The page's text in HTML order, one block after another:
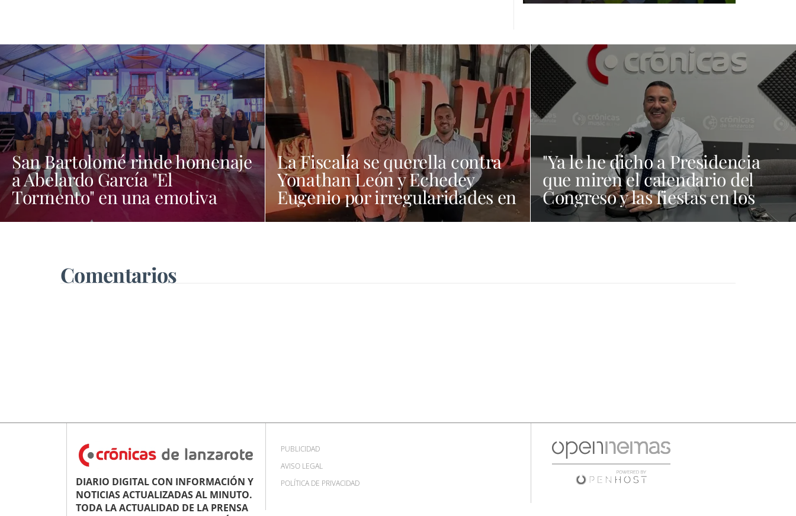
San Bartolomé rinde homenaje
a Abelardo García "El
Tormento" en una emotiva
noche dedicada al folclore
La Fiscalía se querella contra
Yonathan León y Echedey
Eugenio por irregularidades en
las contrataciones de las
"Ya le he dicho a Presidencia
que miren el calendario del
Congreso y las fiestas en los
municipios porque Dolores
Comentarios
DIARIO DIGITAL CON INFORMACIÓN Y
NOTICIAS ACTUALIZADAS AL MINUTO.
TODA LA ACTUALIDAD DE LA PRENSA
PUBLICIDAD
AVISO LEGAL
POLÍTICA DE PRIVACIDAD